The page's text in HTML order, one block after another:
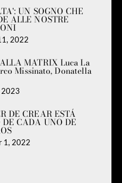
UN SOGNO CHE
ALLE NOSTRE
2022
MATRIX Luca La
Missinato, Donatella
2023
DE CREAR ESTÁ
CADA UNO DE
1, 2022